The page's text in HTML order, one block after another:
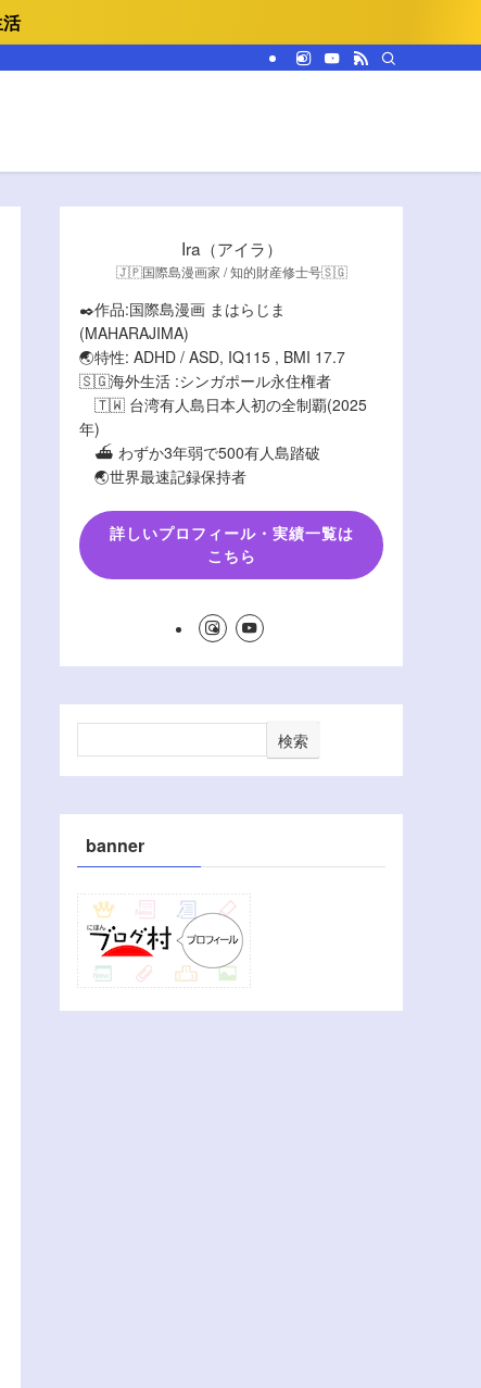
Ira（アイラ）
🇯🇵国際島漫画家 / 知的財産修士号🇸🇬
✒️作品:国際島漫画 まはらじま
(MAHARAJIMA)
🌏特性: ADHD / ASD, IQ115 , BMI 17.7
🇸🇬海外生活 :シンガポール永住権者
🇹🇼 台湾有人島日本人初の全制覇(2025
年)
⛴️ わずか3年弱で500有人島踏破
🌏世界最速記録保持者
詳しいプロフィール・実績一覧は
こちら
検索
banner